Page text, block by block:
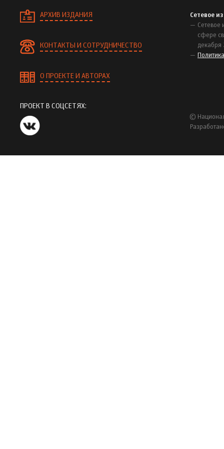
АРХИВ ИЗДАНИЯ
КОНТАКТЫ И СОТРУДНИЧЕСТВО
О ПРОЕКТЕ И АВТОРАХ
Сетевое
Сетевое
сфере
декабря
ПРОЕКТ В СОЦСЕТЯХ:
©